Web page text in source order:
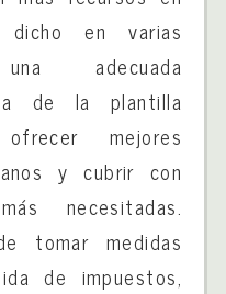
dicho en varias
adecuada
de la plantilla
mejores
y cubrir con
necesitadas.
tomar medidas
de impuestos,